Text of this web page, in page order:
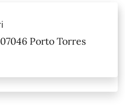
Porto Torres